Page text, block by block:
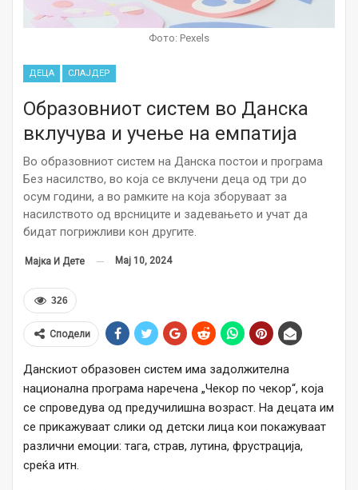
Фото: Pexels
ДЕЦА СЛАЈДЕР
Образовниот систем во Данска
вклучува и учење на емпатија
Во образовниот систем на Данска постои и програма
Без насилство, во која се вклучени деца од три до
осум години, а во рамките на која зборуваат за
насилството од врсниците и задевањето и учат да
бидат погрижливи кон другите.
Мајка И Дете Мај 10, 2024
326
Сподели
Данскиот образовен систем има задолжителна
национална програма наречена „Чекор по чекор“, која
се спроведува од предучилишна возраст. На децата им
се прикажуваат слики од детски лица кои покажуваат
различни емоции: тага, страв, лутина, фрустрација,
среќа итн.